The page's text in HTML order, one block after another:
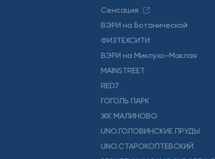
Сенсация
ВЭРИ на Ботанической
ФИЗТЕХСИТИ
ВЭРИ на Миклухо-Маклая
MAINSTREET
RED7
ГОГОЛЬ ПАРК
ЖК МАЛИНОВО
UNO.ГОЛОВИНСКИЕ ПРУДЫ
UNO.СТАРОКОПТЕВСКИЙ